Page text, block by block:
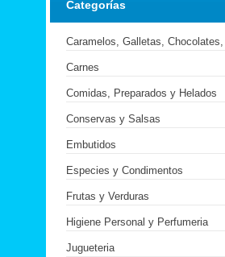
Categorías
Caramelos, Galletas, Chocolates,
Carnes
Comidas, Preparados y Helados
Conservas y Salsas
Embutidos
Especies y Condimentos
Frutas y Verduras
Higiene Personal y Perfumeria
Jugueteria